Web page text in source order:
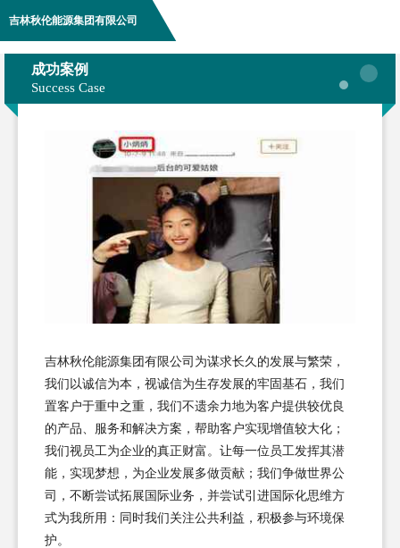
吉林秋伦能源集团有限公司
成功案例
Success Case
吉林秋伦能源集团有限公司为谋求长久的发展与繁荣，
我们以诚信为本，视诚信为生存发展的牢固基石，我们
置客户于重中之重，我们不遗余力地为客户提供较优良
的产品、服务和解决方案，帮助客户实现增值较大化；
我们视员工为企业的真正财富。让每一位员工发挥其潜
能，实现梦想，为企业发展多做贡献；我们争做世界公
司，不断尝试拓展国际业务，并尝试引进国际化思维方
式为我所用：同时我们关注公共利益，积极参与环境保
护。